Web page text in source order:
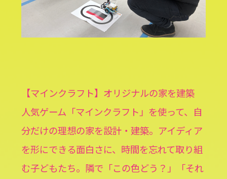
【マインクラフト】オリジナルの家を建築
人気ゲーム「マインクラフト」を使って、自
分だけの理想の家を設計・建築。アイディア
を形にできる面白さに、時間を忘れて取り組
む子どもたち。隣で「この色どう？」「それ